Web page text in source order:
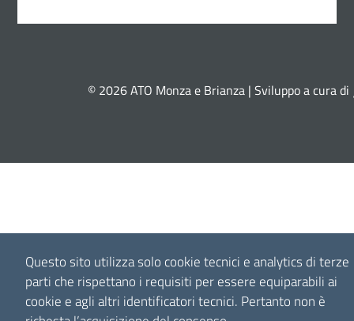
Questo sito utilizza solo cookie tecnici e analytics di terze
parti che rispettano i requisiti per essere equiparabili ai
cookie e agli altri identificatori tecnici. Pertanto non è
© 2026 ATO Monza e Brianza | Sviluppo a cura di